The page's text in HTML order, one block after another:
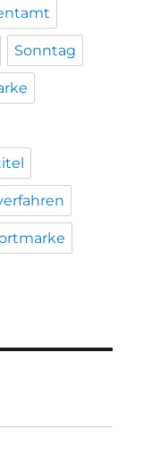
Sonntag